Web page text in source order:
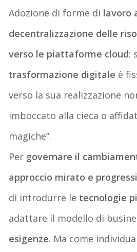
Adozione di forme di lavoro
decentralizzazione delle
verso le piattaforme cloud:
trasformazione digitale è
verso la sua realizzazione
imboccato alla cieca o
magiche”.
Per governare il
approccio mirato e
di introdurre le tecnologie
adattare il modello di
esigenze. Ma come